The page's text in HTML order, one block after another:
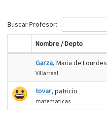
Buscar Profesor:
Nombre / Depto
Garza, Maria de Lourdes
Villarreal
tovar, patricio
matematicas